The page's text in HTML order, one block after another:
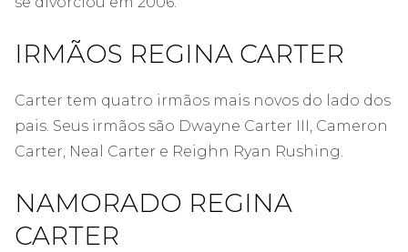
IRMÃOS REGINA CARTER
Carter tem quatro irmãos mais novos do lado dos
pais. Seus irmãos são Dwayne Carter III, Cameron
Carter, Neal Carter e Reighn Ryan Rushing.
NAMORADO REGINA
CARTER